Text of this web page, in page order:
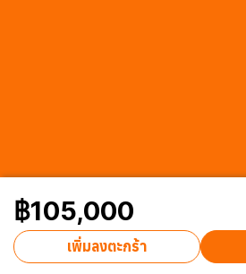
฿105,000
เพิ่มลงตะกร้า
Powered By